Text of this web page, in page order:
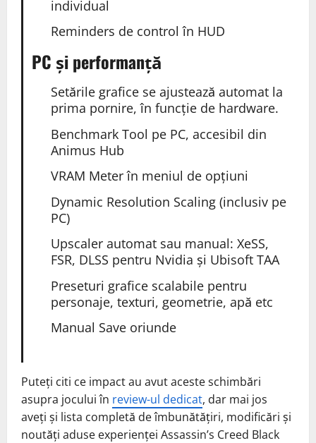
individual
Reminders de control în HUD
PC și performanță
Setările grafice se ajustează automat la
prima pornire, în funcție de hardware.
Benchmark Tool pe PC, accesibil din
Animus Hub
VRAM Meter în meniul de opțiuni
Dynamic Resolution Scaling (inclusiv pe
PC)
Upscaler automat sau manual: XeSS,
FSR, DLSS pentru Nvidia și UbisoftTAA
Preseturi grafice scalabile pentru
personaje, texturi, geometrie, apă etc
Manual Save oriunde
Puteți citi ce impact au avut aceste schimbări
asupra jocului în review-ul dedicat, dar mai jos
aveți și lista completă de îmbunătățiri, modificări și
noutăți aduse experienței Assassin’s Creed Black